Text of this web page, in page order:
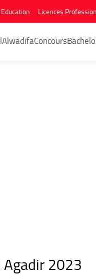
Licences
AlwadifaConcours
2023